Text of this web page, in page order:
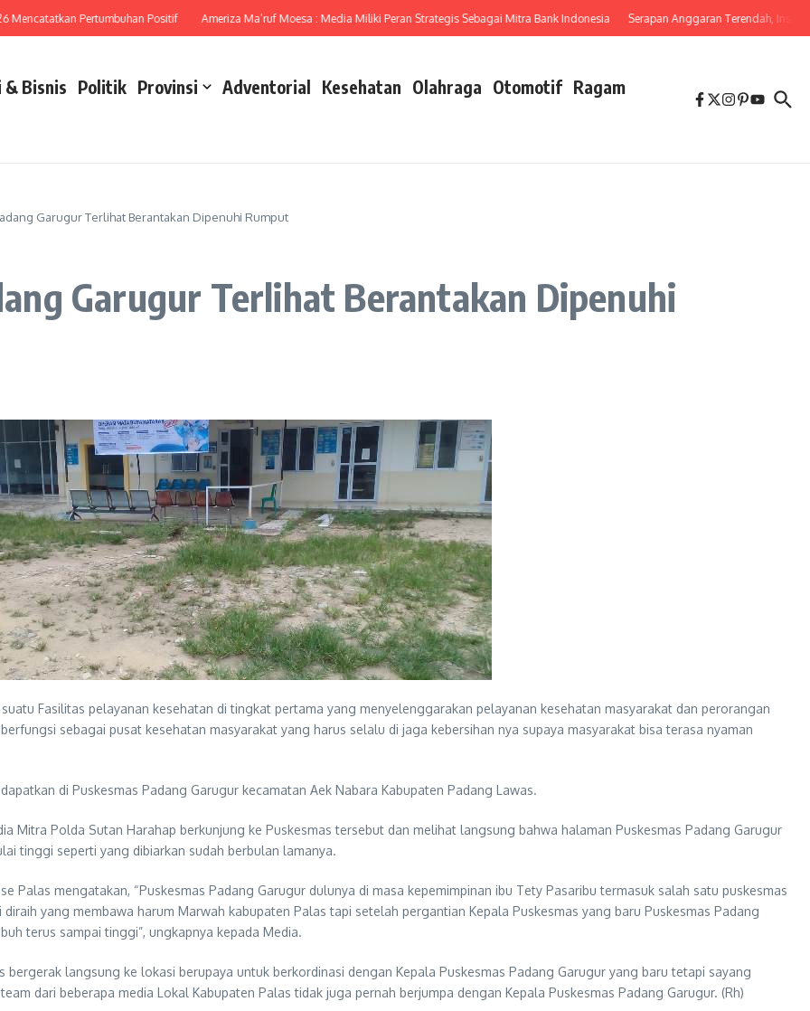
Pertumbuhan Positif Ameriza Ma’ruf Moesa : Media Miliki Peran Strategis Sebagai Mitra Bank Indonesia Serapan Anggaran Terendah,
& Bisnis Politik Provinsi Adventorial Kesehatan Olahraga Otomotif Ragam
Garugur Terlihat Berantakan Dipenuhi Rumput
Garugur Terlihat Berantakan Dipenuhi
Fasilitas pelayanan kesehatan di tingkat pertama yang menyelenggarakan pelayanan kesehatan masyarakat dan perorangan
sebagai pusat kesehatan masyarakat yang harus selalu di jaga kebersihan nya supaya masyarakat bisa terasa nyaman
di Puskesmas Padang Garugur kecamatan Aek Nabara Kabupaten Padang Lawas.
Mitra Polda Sutan Harahap berkunjung ke Puskesmas tersebut dan melihat langsung bahwa halaman Puskesmas Padang Garugur
tinggi seperti yang dibiarkan sudah berbulan lamanya.
Palas mengatakan, “Puskesmas Padang Garugur dulunya di masa kepemimpinan ibu Tety Pasaribu termasuk salah satu puskesmas
yang membawa harum Marwah kabupaten Palas tapi setelah pergantian Kepala Puskesmas yang baru Puskesmas Padang
terus sampai tinggi”, ungkapnya kepada Media.
langsung ke lokasi berupaya untuk berkordinasi dengan Kepala Puskesmas Padang Garugur yang baru tetapi sayang
dari beberapa media Lokal Kabupaten Palas tidak juga pernah berjumpa dengan Kepala Puskesmas Padang Garugur. (Rh)